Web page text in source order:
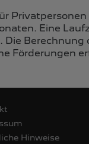
Eine
Förderungen
Hinweise